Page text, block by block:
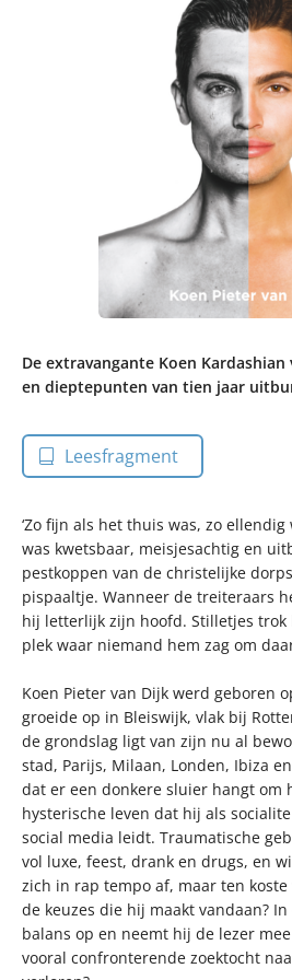
De extravangante Koen
en dieptepunten van tien jaar
Leesfragment
‘Zo fijn als het thuis was, zo
was kwetsbaar, meisjesachtig en
pestkoppen van de christelijke
pispaaltje. Wanneer de treiteraars
hij letterlijk zijn hoofd. Stilletjes trok
plek waar niemand hem zag om
Koen Pieter van Dijk werd geboren
groeide op in Bleiswijk, vlak bij
de grondslag ligt van zijn nu al
stad, Parijs, Milaan, Londen, Ibiza
dat er een donkere sluier hangt om
hysterische leven dat hij als
social media leidt. Traumatische
vol luxe, feest, drank en drugs, en
zich in rap tempo af, maar ten
de keuzes die hij maakt vandaan?
balans op en neemt hij de lezer
vooral confronterende zoektocht